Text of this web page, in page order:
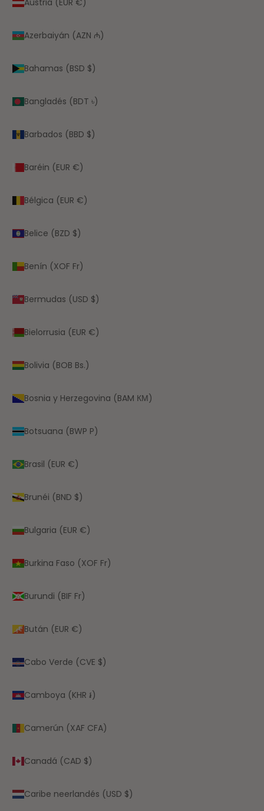
Azerbaiyán (AZN ₼)
Bahamas (BSD $)
Bangladés (BDT ৳)
Barbados (BBD $)
Baréin (EUR €)
Bélgica (EUR €)
Belice (BZD $)
Benín (XOF Fr)
Bermudas (USD $)
Bielorrusia (EUR €)
Bolivia (BOB Bs.)
Bosnia y Herzegovina (BAM КМ)
Botsuana (BWP P)
Brasil (EUR €)
Brunéi (BND $)
Bulgaria (EUR €)
Burkina Faso (XOF Fr)
Burundi (BIF Fr)
Bután (EUR €)
Cabo Verde (CVE $)
Camboya (KHR ៛)
Camerún (XAF CFA)
Canadá (CAD $)
Caribe neerlandés (USD $)